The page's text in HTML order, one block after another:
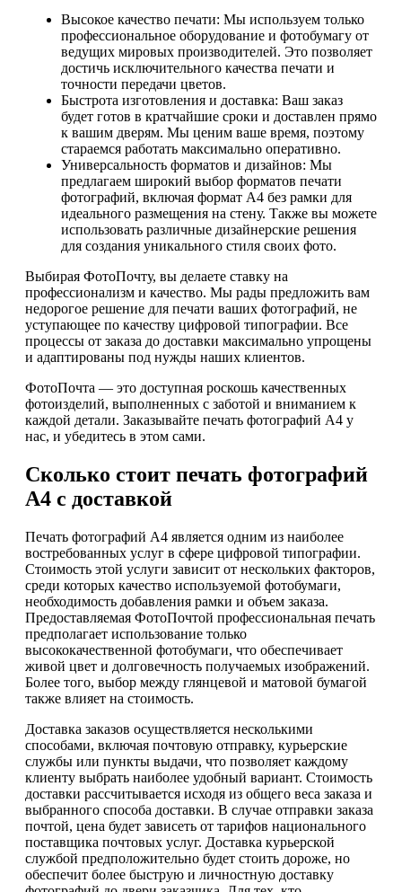
Высокое качество печати: Мы используем только
профессиональное оборудование и фотобумагу от
ведущих мировых производителей. Это позволяет
достичь исключительного качества печати и
точности передачи цветов.
Быстрота изготовления и доставка: Ваш заказ
будет готов в кратчайшие сроки и доставлен прямо
к вашим дверям. Мы ценим ваше время, поэтому
стараемся работать максимально оперативно.
Универсальность форматов и дизайнов: Мы
предлагаем широкий выбор форматов печати
фотографий, включая формат А4 без рамки для
идеального размещения на стену. Также вы можете
использовать различные дизайнерские решения
для создания уникального стиля своих фото.
Выбирая ФотоПочту, вы делаете ставку на
профессионализм и качество. Мы рады предложить вам
недорогое решение для печати ваших фотографий, не
уступающее по качеству цифровой типографии. Все
процессы от заказа до доставки максимально упрощены
и адаптированы под нужды наших клиентов.
ФотоПочта — это доступная роскошь качественных
фотоизделий, выполненных с заботой и вниманием к
каждой детали. Заказывайте печать фотографий А4 у
нас, и убедитесь в этом сами.
Сколько стоит печать фотографий
А4 с доставкой
Печать фотографий А4 является одним из наиболее
востребованных услуг в сфере цифровой типографии.
Стоимость этой услуги зависит от нескольких факторов,
среди которых качество используемой фотобумаги,
необходимость добавления рамки и объем заказа.
Предоставляемая ФотоПочтой профессиональная печать
предполагает использование только
высококачественной фотобумаги, что обеспечивает
живой цвет и долговечность получаемых изображений.
Более того, выбор между глянцевой и матовой бумагой
также влияет на стоимость.
Доставка заказов осуществляется несколькими
способами, включая почтовую отправку, курьерские
службы или пункты выдачи, что позволяет каждому
клиенту выбрать наиболее удобный вариант. Стоимость
доставки рассчитывается исходя из общего веса заказа и
выбранного способа доставки. В случае отправки заказа
почтой, цена будет зависеть от тарифов национального
поставщика почтовых услуг. Доставка курьерской
службой предположительно будет стоить дороже, но
обеспечит более быструю и личностную доставку